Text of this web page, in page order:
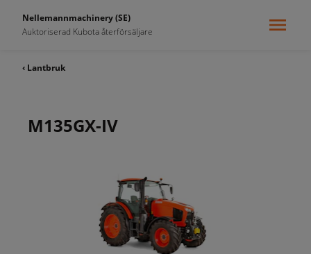
Nellemannmachinery (SE)
Auktoriserad Kubota återförsäljare
‹ Lantbruk
M135GX-IV